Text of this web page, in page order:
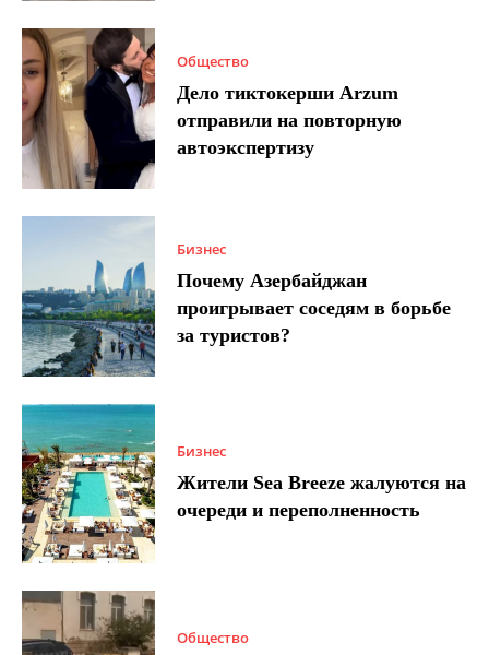
Общество
Дело тиктокерши Arzum
отправили на повторную
автоэкспертизу
Бизнес
Почему Азербайджан
проигрывает соседям в борьбе
за туристов?
Бизнес
Жители Sea Breeze жалуются на
очереди и переполненность
Общество